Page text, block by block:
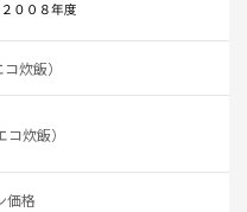
炊飯）
炊飯）
価格